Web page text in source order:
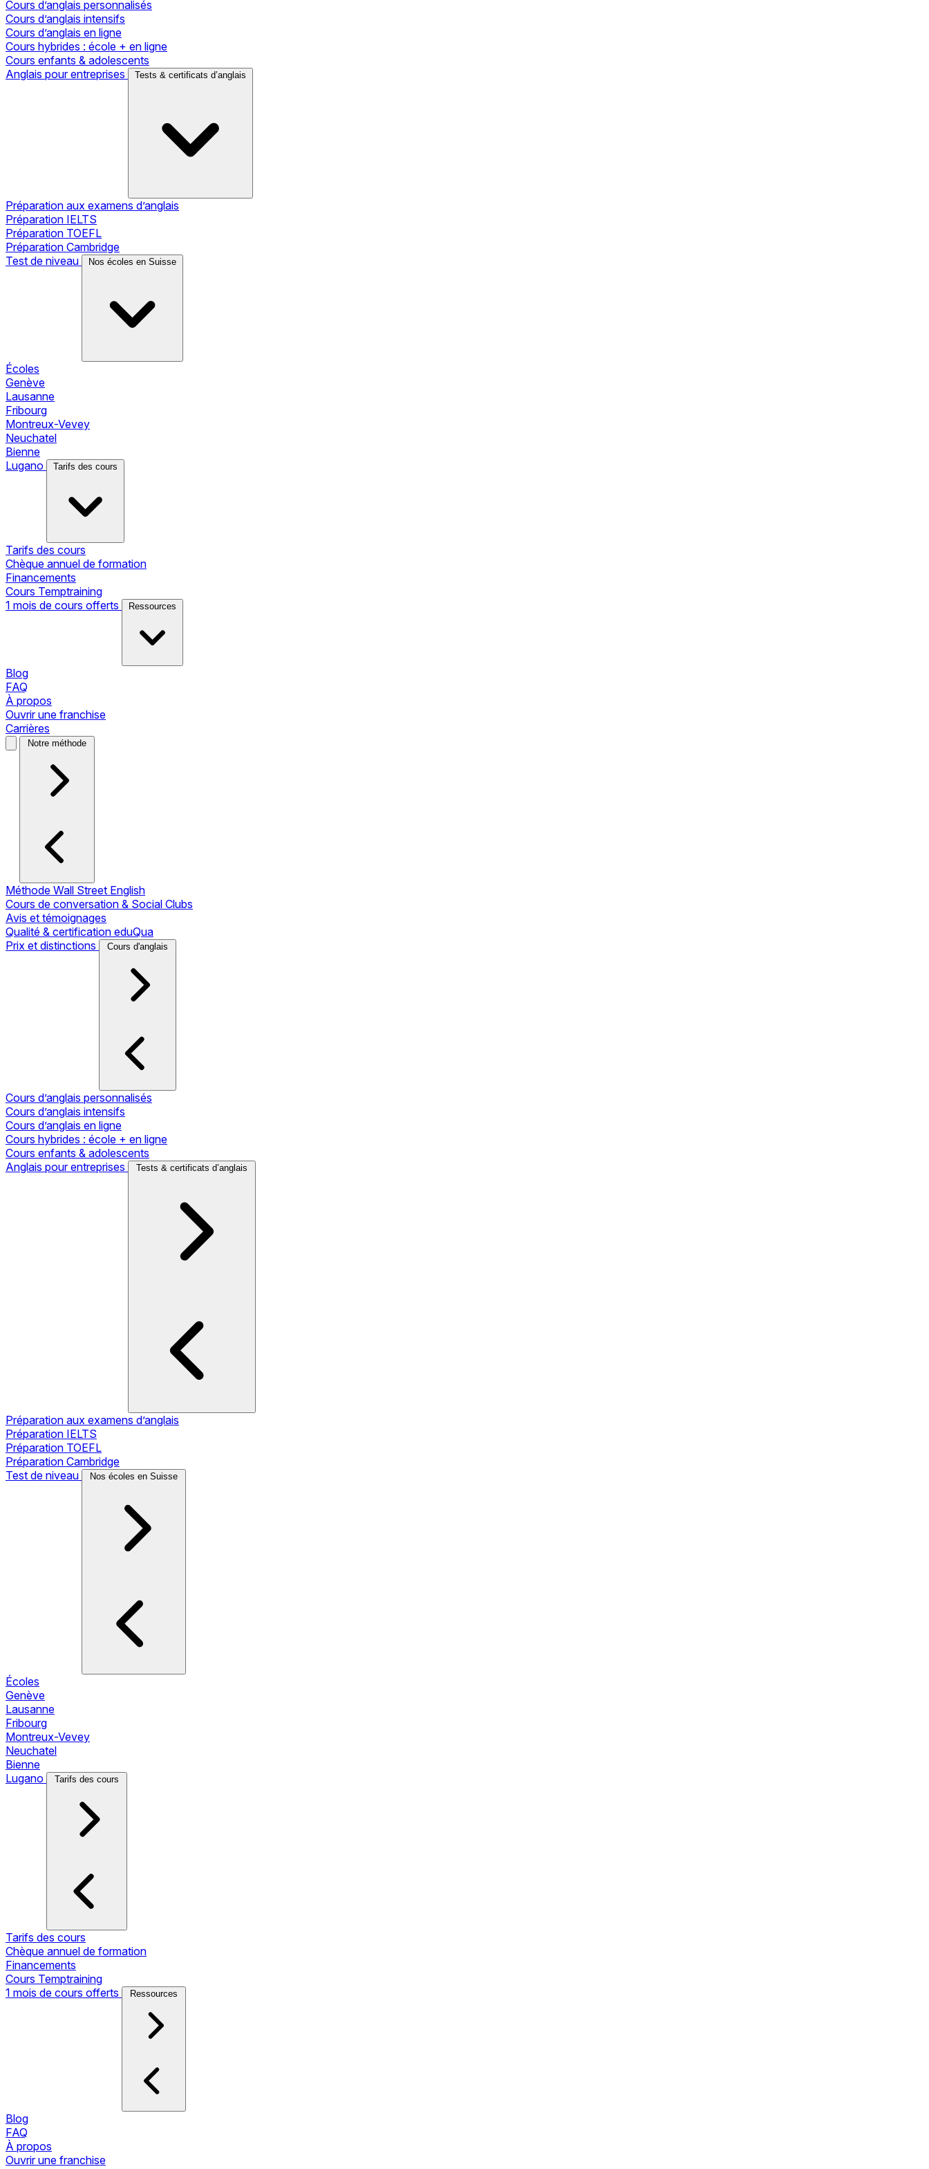
Cours d’anglais personnalisés
Cours d’anglais intensifs
Cours d’anglais en ligne
Cours hybrides : école + en ligne
Cours enfants & adolescents
Anglais pour entreprises
Tests & certificats d’anglais
Préparation aux examens d’anglais
Préparation IELTS
Préparation TOEFL
Préparation Cambridge
Test de niveau
Nos écoles en Suisse
Écoles
Genève
Lausanne
Fribourg
Montreux-Vevey
Neuchatel
Bienne
Lugano
Tarifs des cours
Tarifs des cours
Chèque annuel de formation
Financements
Cours Temptraining
1 mois de cours offerts
Ressources
Blog
FAQ
À propos
Ouvrir une franchise
Carrières
Notre méthode
Méthode Wall Street English
Cours de conversation & Social Clubs
Avis et témoignages
Qualité & certification eduQua
Prix et distinctions
Cours d'anglais
Cours d’anglais personnalisés
Cours d’anglais intensifs
Cours d’anglais en ligne
Cours hybrides : école + en ligne
Cours enfants & adolescents
Anglais pour entreprises
Tests & certificats d’anglais
Préparation aux examens d’anglais
Préparation IELTS
Préparation TOEFL
Préparation Cambridge
Test de niveau
Nos écoles en Suisse
Écoles
Genève
Lausanne
Fribourg
Montreux-Vevey
Neuchatel
Bienne
Lugano
Tarifs des cours
Tarifs des cours
Chèque annuel de formation
Financements
Cours Temptraining
1 mois de cours offerts
Ressources
Blog
FAQ
À propos
Ouvrir une franchise